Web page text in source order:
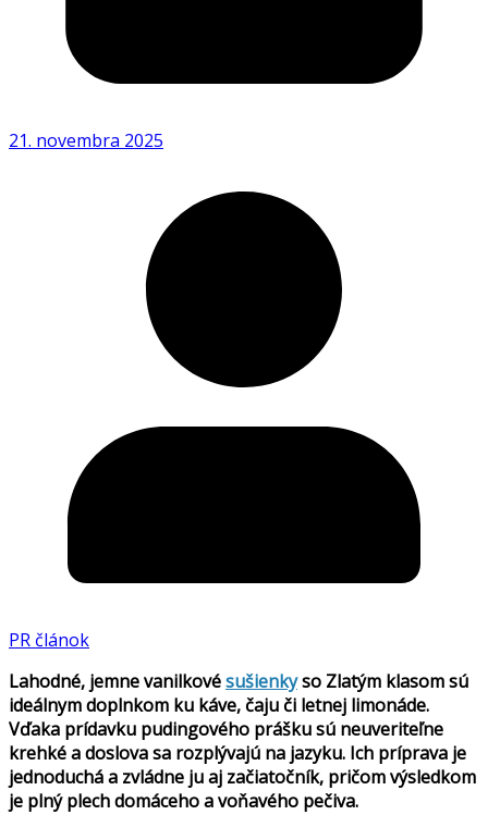
21. novembra 2025
PR článok
Lahodné, jemne vanilkovésušienkyso Zlatým klasom sú
ideálnym doplnkom ku káve, čaju či letnej limonáde.
Vďaka prídavku pudingového prášku sú neuveriteľne
krehké a doslova sa rozplývajú na jazyku. Ich príprava je
jednoduchá a zvládne ju aj začiatočník, pričom výsledkom
je plný plech domáceho a voňavého pečiva.